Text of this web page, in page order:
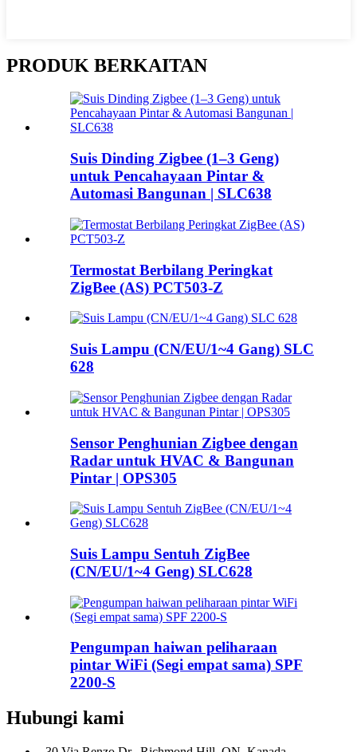
PRODUK BERKAITAN
Suis Dinding Zigbee (1–3 Geng)
untuk Pencahayaan Pintar &
Automasi Bangunan | SLC638
Termostat Berbilang Peringkat
ZigBee (AS) PCT503-Z
Suis Lampu (CN/EU/1~4 Gang) SLC
628
Sensor Penghunian Zigbee dengan
Radar untuk HVAC & Bangunan
Pintar | OPS305
Suis Lampu Sentuh ZigBee
(CN/EU/1~4 Geng) SLC628
Pengumpan haiwan peliharaan
pintar WiFi (Segi empat sama) SPF
2200-S
Hubungi kami